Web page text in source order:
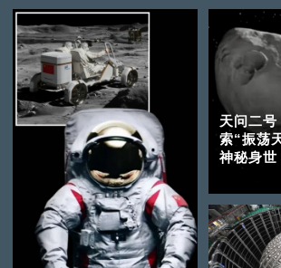
天问二
索“振荡
神秘身世